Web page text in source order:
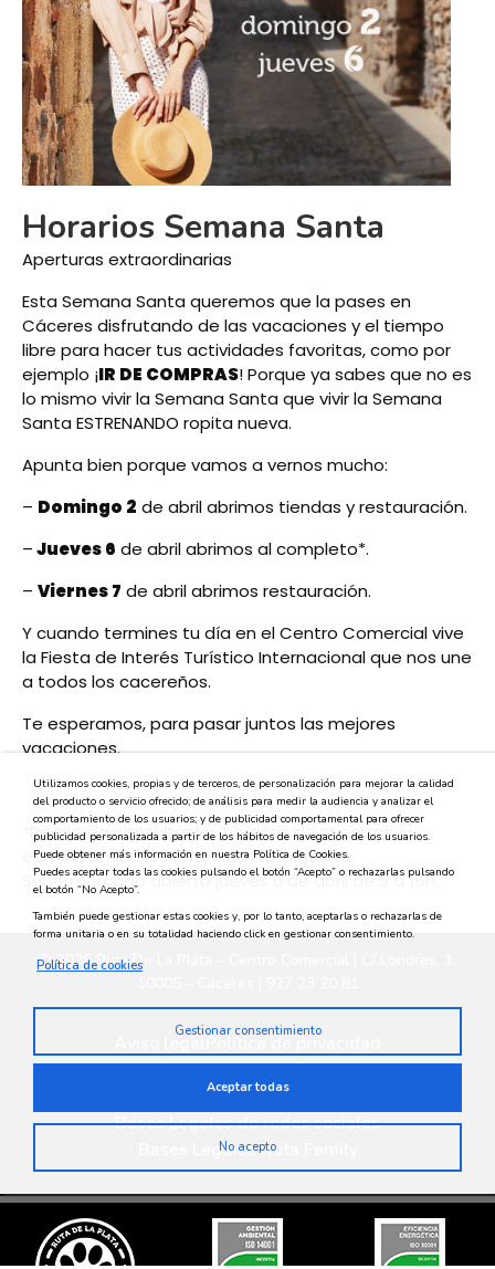
Horarios Semana Santa
Aperturas extraordinarias
Esta Semana Santa queremos que la pases en
Cáceres disfrutando de las vacaciones y el tiempo
libre para hacer tus actividades favoritas, como por
ejemplo ¡IR DE COMPRAS! Porque ya sabes que no es
lo mismo vivir la Semana Santa que vivir la Semana
Santa ESTRENANDO ropita nueva.
Apunta bien porque vamos a vernos mucho:
– Domingo 2 de abril abrimos tiendas y restauración.
–Jueves 6 de abril abrimos al completo*.
– Viernes 7 de abril abrimos restauración.
Y cuando termines tu día en el Centro Comercial vive
la Fiesta de Interés Turístico Internacional que nos une
a todos los cacereños.
Te esperamos, para pasar juntos las mejores
vacaciones.
*Recuerda consultar los horarios de nuestros
establecimientos antes de desplazarte.
Supermercado abierto jueves 6 de abril de 9 a 15h.
© 2026 Ruta De La Plata – Centro Comercial | C/ Londres, 1,
Política medioambientalPolítica de cookies
Privacidad en redes sociales
Bases Legales de redes sociales
Bases Legales Ruta Family
Utilizamos cookies, propias y de terceros, de personalización para mejorar la calidad
del producto o servicio ofrecido; de análisis para medir la audiencia y analizar el
comportamiento de los usuarios; y de publicidad comportamental para ofrecer
publicidad personalizada a partir de los hábitos de navegación de los usuarios.
Puede obtener más información en nuestra Política de Cookies.
Puedes aceptar todas las cookies pulsando el botón “Acepto” o rechazarlas pulsando
el botón “No Acepto”.
También puede gestionar estas cookies y, por lo tanto, aceptarlas o rechazarlas de
forma unitaria o en su totalidad haciendo click en gestionar consentimiento.
Política de cookies
Gestionar consentimiento
Aceptar todas
No acepto